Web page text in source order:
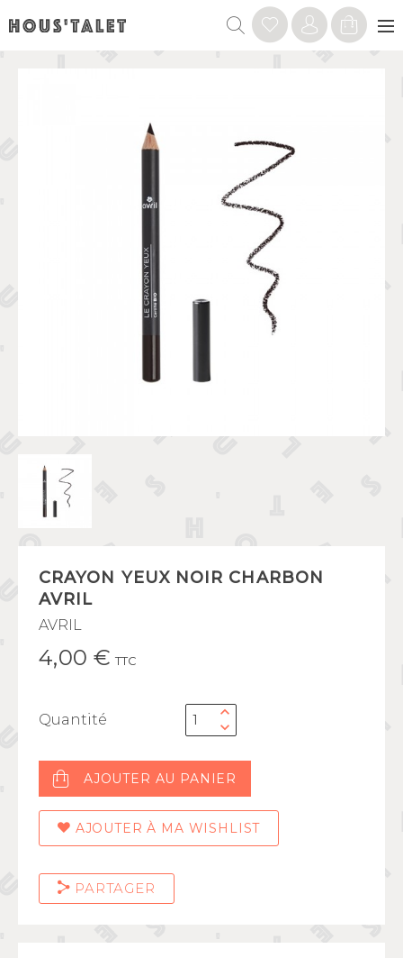
CRAYON YEUX NOIR CHARBON
AVRIL
AVRIL
4,00 € TTC
Quantité
AJOUTER AU PANIER
AJOUTER À MA WISHLIST
PARTAGER